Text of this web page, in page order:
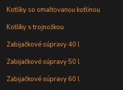
Kotlíky so smaltovanou kotlinou
Kotlíky s trojnožkou
Zabijačkové súpravy 40 l
Zabijačkové súpravy 50 l
Zabijačkové súpravy 60 l